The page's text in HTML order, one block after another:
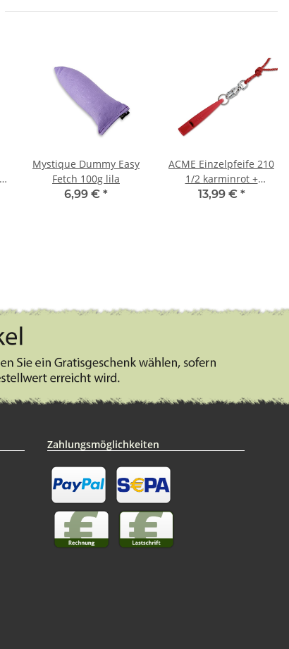
Mystique Dummy Easy
Fetch 100g lila
6,99 € *
ACME Einzelpfeife 210
1/2 karminrot +
Pfeifenband kostenlos
13,99 € *
Zahlungsmöglichkeiten